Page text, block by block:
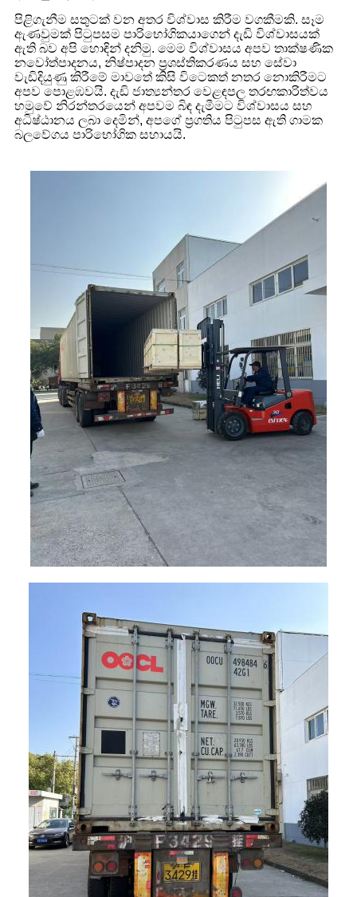
පිළිගැනීම සතුටක් වන අතර විශ්වාස කිරීම වගකීමකි. සෑම
ඇණවුමක් පිටුපසම පාරිභෝගිකයාගෙන් දැඩි විශ්වාසයක්
ඇති බව අපි හොඳින් දනිමු. මෙම විශ්වාසය අපව තාක්ෂණික
නවෝත්පාදනය, නිෂ්පාදන ප්‍රශස්තිකරණය සහ සේවා
වැඩිදියුණු කිරීමේ මාවතේ කිසි විටෙකත් නතර නොකිරීමට
අපව පොළඹවයි. දැඩි ජාත්‍යන්තර වෙළඳපල තරඟකාරිත්වය
හමුවේ නිරන්තරයෙන් අපවම බිඳ දැමීමට විශ්වාසය සහ
අධිෂ්ඨානය ලබා දෙමින්, අපගේ ප්‍රගතිය පිටුපස ඇති ගාමක
බලවේගය පාරිභෝගික සහායයි.